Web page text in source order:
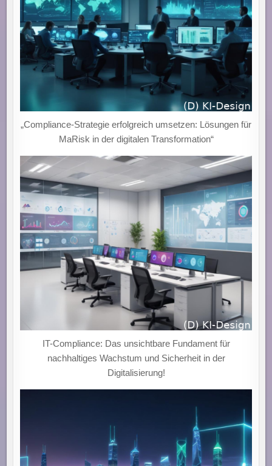
„Compliance-Strategie erfolgreich umsetzen: Lösungen für
MaRisk in der digitalen Transformation“
IT-Compliance: Das unsichtbare Fundament für
nachhaltiges Wachstum und Sicherheit in der
Digitalisierung!